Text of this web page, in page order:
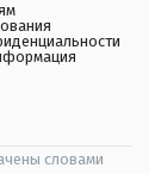
словами